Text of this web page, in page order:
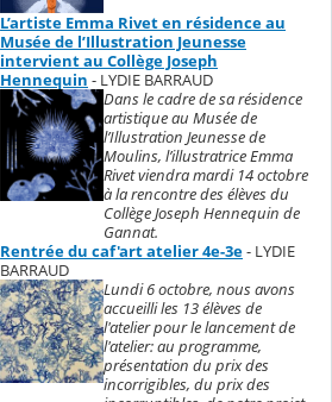
L’artiste Emma Rivet en résidence au
Musée de l’Illustration Jeunesse
intervient au Collège Joseph
Hennequin - LYDIE BARRAUD
Dans le cadre de sa résidence
artistique au Musée de
l’Illustration Jeunesse de
Moulins, l’illustratrice Emma
Rivet viendra mardi 14 octobre
à la rencontre des élèves du
Collège Joseph Hennequin de
Gannat.
Rentrée du caf'art atelier 4e-3e- LYDIE
BARRAUD
Lundi 6 octobre, nous avons
accueilli les 13 élèves de
l'atelier pour le lancement de
l'atelier: au programme,
présentation du prix des
incorrigibles, du prix des